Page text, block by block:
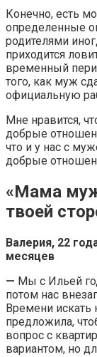
Конечно, есть
определенные
родителями
приходится
временный
того, как муж
официальную
Мне нравится,
добрые
что и у нас с
добрые
«Мама
твоей
Валерия, 22
месяцев
— Мы с Ильей
потом нас
Времени
предложила,
вопрос с
вариантом, но